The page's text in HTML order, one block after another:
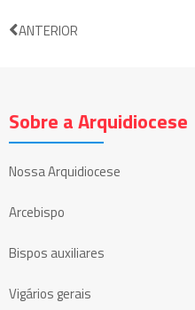
ANTERIOR
Sobre a Arquidiocese
Nossa Arquidiocese
Arcebispo
Bispos auxiliares
Vigários gerais